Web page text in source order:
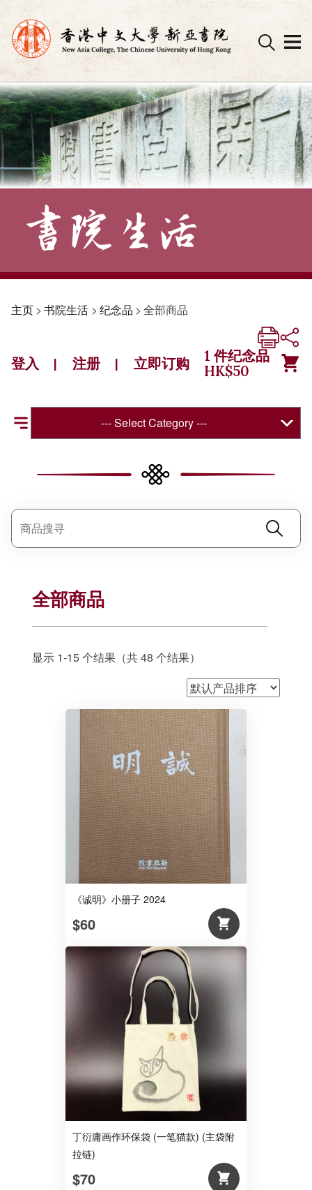
Skip
to
content
主页> 书院生活 > 纪念品 > 全部商品
登入 | 注册 | 立即订购 1 件纪念品
HK$50
--- Select Category ---
全部商品
显示 1-15 个结果（共 48 个结果）
《诚明》小册子 2024
$60
丁衍庸画作环保袋 (一笔猫款) (主袋附
拉链)
$70